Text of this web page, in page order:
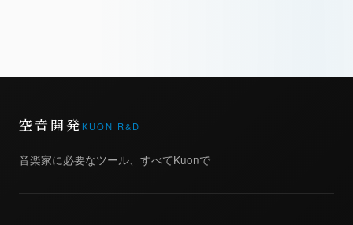
空音開発 KUON R&D
音楽家に必要なツール、すべてKuonで